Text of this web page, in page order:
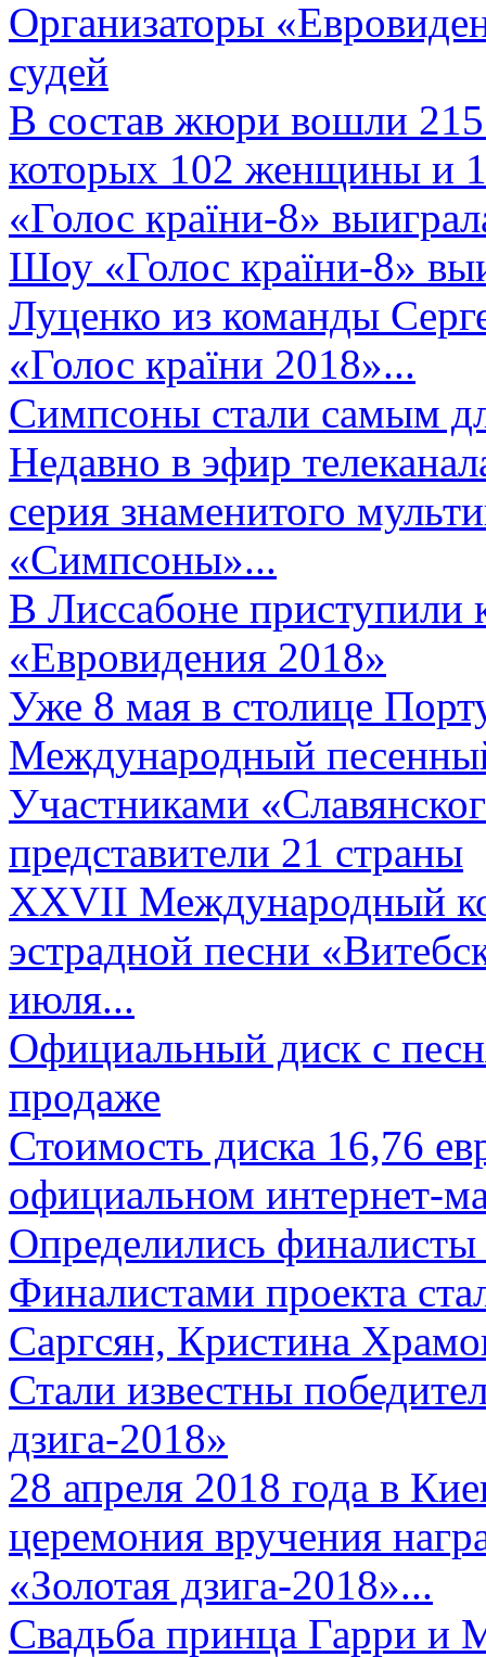
Организаторы
судей
В состав жюри вошли 215
которых 102 женщины и
«Голос країни-8»
Шоу «Голос країни-8»
Луценко из команды
«Голос країни 2018»...
Симпсоны стали самым
Недавно в эфир
серия знаменитого
«Симпсоны»...
В Лиссабоне приступили
«Евровидения 2018»
Уже 8 мая в столице
Международный
Участниками
представители 21 страны
XXVII Международный
эстрадной песни
июля...
Официальный диск с
продаже
Стоимость диска 16,76
официальном интернет-
Определились
Финалистами проекта
Саргсян, Кристина
Стали известны
дзига-2018»
28 апреля 2018 года в
церемония вручения
«Золотая дзига-2018»...
Свадьба принца Гарри и